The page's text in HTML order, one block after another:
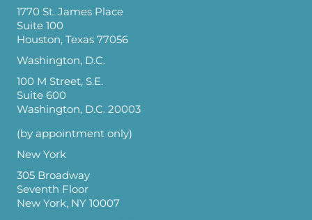
1770 St. James Place
Suite 100
Houston, Texas 77056
Washington, D.C.
100 M Street, S.E.
Suite 600
Washington, D.C. 20003
(by appointment only)
New York
305 Broadway
Seventh Floor
New York, NY 10007